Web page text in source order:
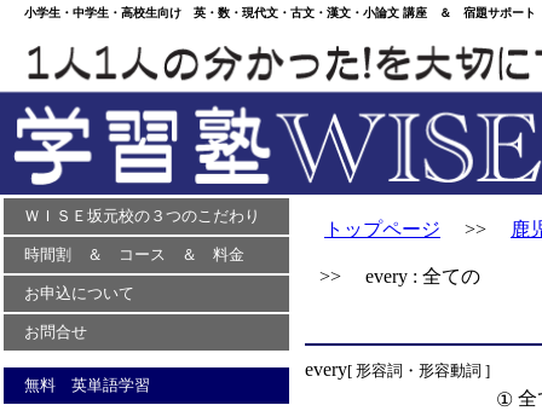
小学生・中学生・高校生向け 英・数・現代文・古文・漢文・小論文 講座 ＆ 宿題サポー
ＷＩＳＥ坂元校の３つのこだわり
時間割 ＆ コース ＆ 料金
お申込について
お問合せ
無料 英単語学習
トップページ >> 鹿
>> every : 全ての
every[ 形容詞・形容動詞 ]
① 全